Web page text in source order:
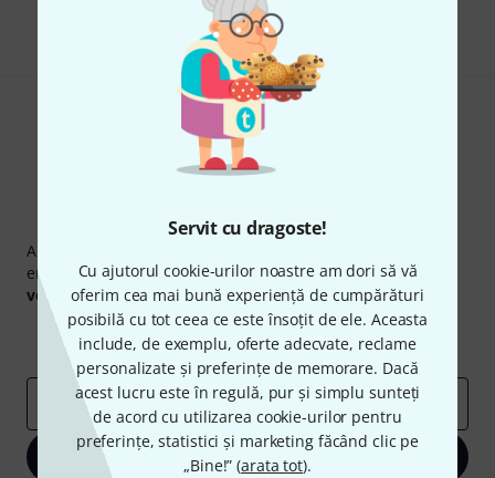
Servit cu dragoste!
Cu ajutorul cookie-urilor noastre am dori să vă
oferim cea mai bună experiență de cumpărături
posibilă cu tot ceea ce este însoțit de ele. Aceasta
include, de exemplu, oferte adecvate, reclame
personalizate și preferințe de memorare. Dacă
acest lucru este în regulă, pur și simplu sunteți
de acord cu utilizarea cookie-urilor pentru
preferințe, statistici și marketing făcând clic pe
„Bine!” (arata tot).
Ajutor și feedback
Newsletter Thomann
Abonați-vă la buletinul informativ Thomann în limba
engleză și, cu puțin noroc, puteți câștiga unul dintre
vouchereleîn valoare de50 €fiecare!
Contribuții inspiraționale
Oferte
Perspectivele Thomann
adresă de email*
Înscrie-te acum